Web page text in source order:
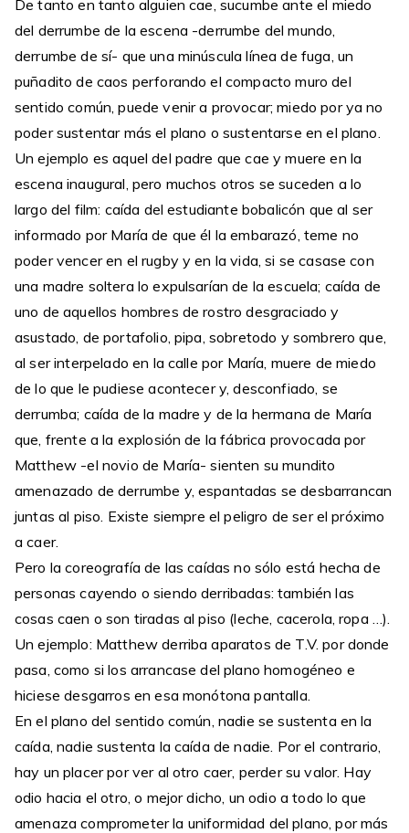
De tanto en tanto alguien cae, sucumbe ante el miedo
del derrumbe de la escena -derrumbe del mundo,
derrumbe de sí- que una minúscula línea de fuga, un
puñadito de caos perforando el compacto muro del
sentido común, puede venir a provocar; miedo por ya no
poder sustentar más el plano o sustentarse en el plano.
Un ejemplo es aquel del padre que cae y muere en la
escena inaugural, pero muchos otros se suceden a lo
largo del film: caída del estudiante bobalicón que al ser
informado por María de que él la embarazó, teme no
poder vencer en el rugby y en la vida, si se casase con
una madre soltera lo expulsarían de la escuela; caída de
uno de aquellos hombres de rostro desgraciado y
asustado, de portafolio, pipa, sobretodo y sombrero que,
al ser interpelado en la calle por María, muere de miedo
de lo que le pudiese acontecer y, desconfiado, se
derrumba; caída de la madre y de la hermana de María
que, frente a la explosión de la fábrica provocada por
Matthew -el novio de María- sienten su mundito
amenazado de derrumbe y, espantadas se desbarrancan
juntas al piso. Existe siempre el peligro de ser el próximo
a caer.
Pero la coreografía de las caídas no sólo está hecha de
personas cayendo o siendo derribadas: también las
cosas caen o son tiradas al piso (leche, cacerola, ropa …).
Un ejemplo: Matthew derriba aparatos de T.V. por donde
pasa, como si los arrancase del plano homogéneo e
hiciese desgarros en esa monótona pantalla.
En el plano del sentido común, nadie se sustenta en la
caída, nadie sustenta la caída de nadie. Por el contrario,
hay un placer por ver al otro caer, perder su valor. Hay
odio hacia el otro, o mejor dicho, un odio a todo lo que
amenaza comprometer la uniformidad del plano, por más